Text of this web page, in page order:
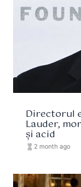
Directorul
Lauder,
și acid
hourglass_full 2 month ago